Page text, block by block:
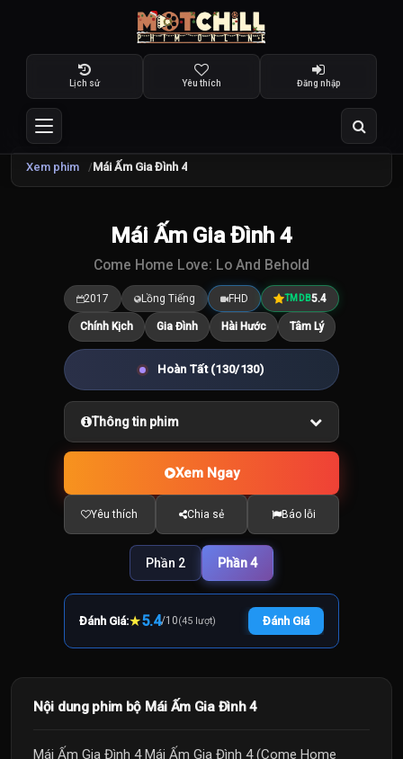
Lịch sử Yêu thích Đăng nhập
Xem phim Mái Ấm Gia Đình 4
5.4
Mái Ấm Gia Đình 4
Come Home Love: Lo And Behold
2017 Lồng Tiếng FHD TMDB5.4
Chính Kịch Gia Đình Hài Hước Tâm Lý
Hoàn Tất (130/130)
Thông tin phim
Xem Ngay
Yêu thích Chia sẻ Báo lỗi
Phần 2 Phần 4
Đánh Giá:★5.4/10(45 lượt) Đánh Giá
Nội dung phim bộ Mái Ấm Gia Đình 4
Mái Ấm Gia Đình 4 Mái Ấm Gia Đình 4 (Come Home